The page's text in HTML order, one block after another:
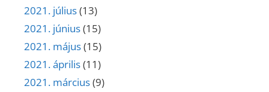
2021. július(13)
2021. június(15)
2021. május(15)
2021. április(11)
2021. március(9)